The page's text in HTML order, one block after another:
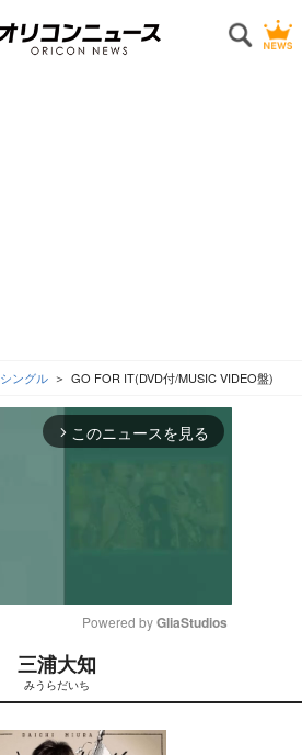
シングル GO FOR IT(DVD付/MUSIC VIDEO盤)
arrow_forward_ios このニュースを見る
t
e
Powered by GliaStudios
三浦大知
みうらだいち